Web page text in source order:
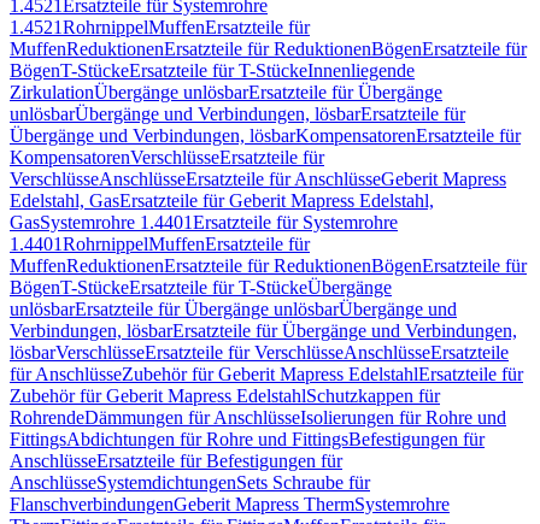
1.4521Ersatzteile für Systemrohre
1.4521RohrnippelMuffenErsatzteile für
MuffenReduktionenErsatzteile für ReduktionenBögenErsatzteile für
BögenT-StückeErsatzteile für T-StückeInnenliegende
ZirkulationÜbergänge unlösbarErsatzteile für Übergänge
unlösbarÜbergänge und Verbindungen, lösbarErsatzteile für
Übergänge und Verbindungen, lösbarKompensatorenErsatzteile für
KompensatorenVerschlüsseErsatzteile für
VerschlüsseAnschlüsseErsatzteile für AnschlüsseGeberit Mapress
Edelstahl, GasErsatzteile für Geberit Mapress Edelstahl,
GasSystemrohre 1.4401Ersatzteile für Systemrohre
1.4401RohrnippelMuffenErsatzteile für
MuffenReduktionenErsatzteile für ReduktionenBögenErsatzteile für
BögenT-StückeErsatzteile für T-StückeÜbergänge
unlösbarErsatzteile für Übergänge unlösbarÜbergänge und
Verbindungen, lösbarErsatzteile für Übergänge und Verbindungen,
lösbarVerschlüsseErsatzteile für VerschlüsseAnschlüsseErsatzteile
für AnschlüsseZubehör für Geberit Mapress EdelstahlErsatzteile für
Zubehör für Geberit Mapress EdelstahlSchutzkappen für
RohrendeDämmungen für AnschlüsseIsolierungen für Rohre und
FittingsAbdichtungen für Rohre und FittingsBefestigungen für
AnschlüsseErsatzteile für Befestigungen für
AnschlüsseSystemdichtungenSets Schraube für
FlanschverbindungenGeberit Mapress ThermSystemrohre